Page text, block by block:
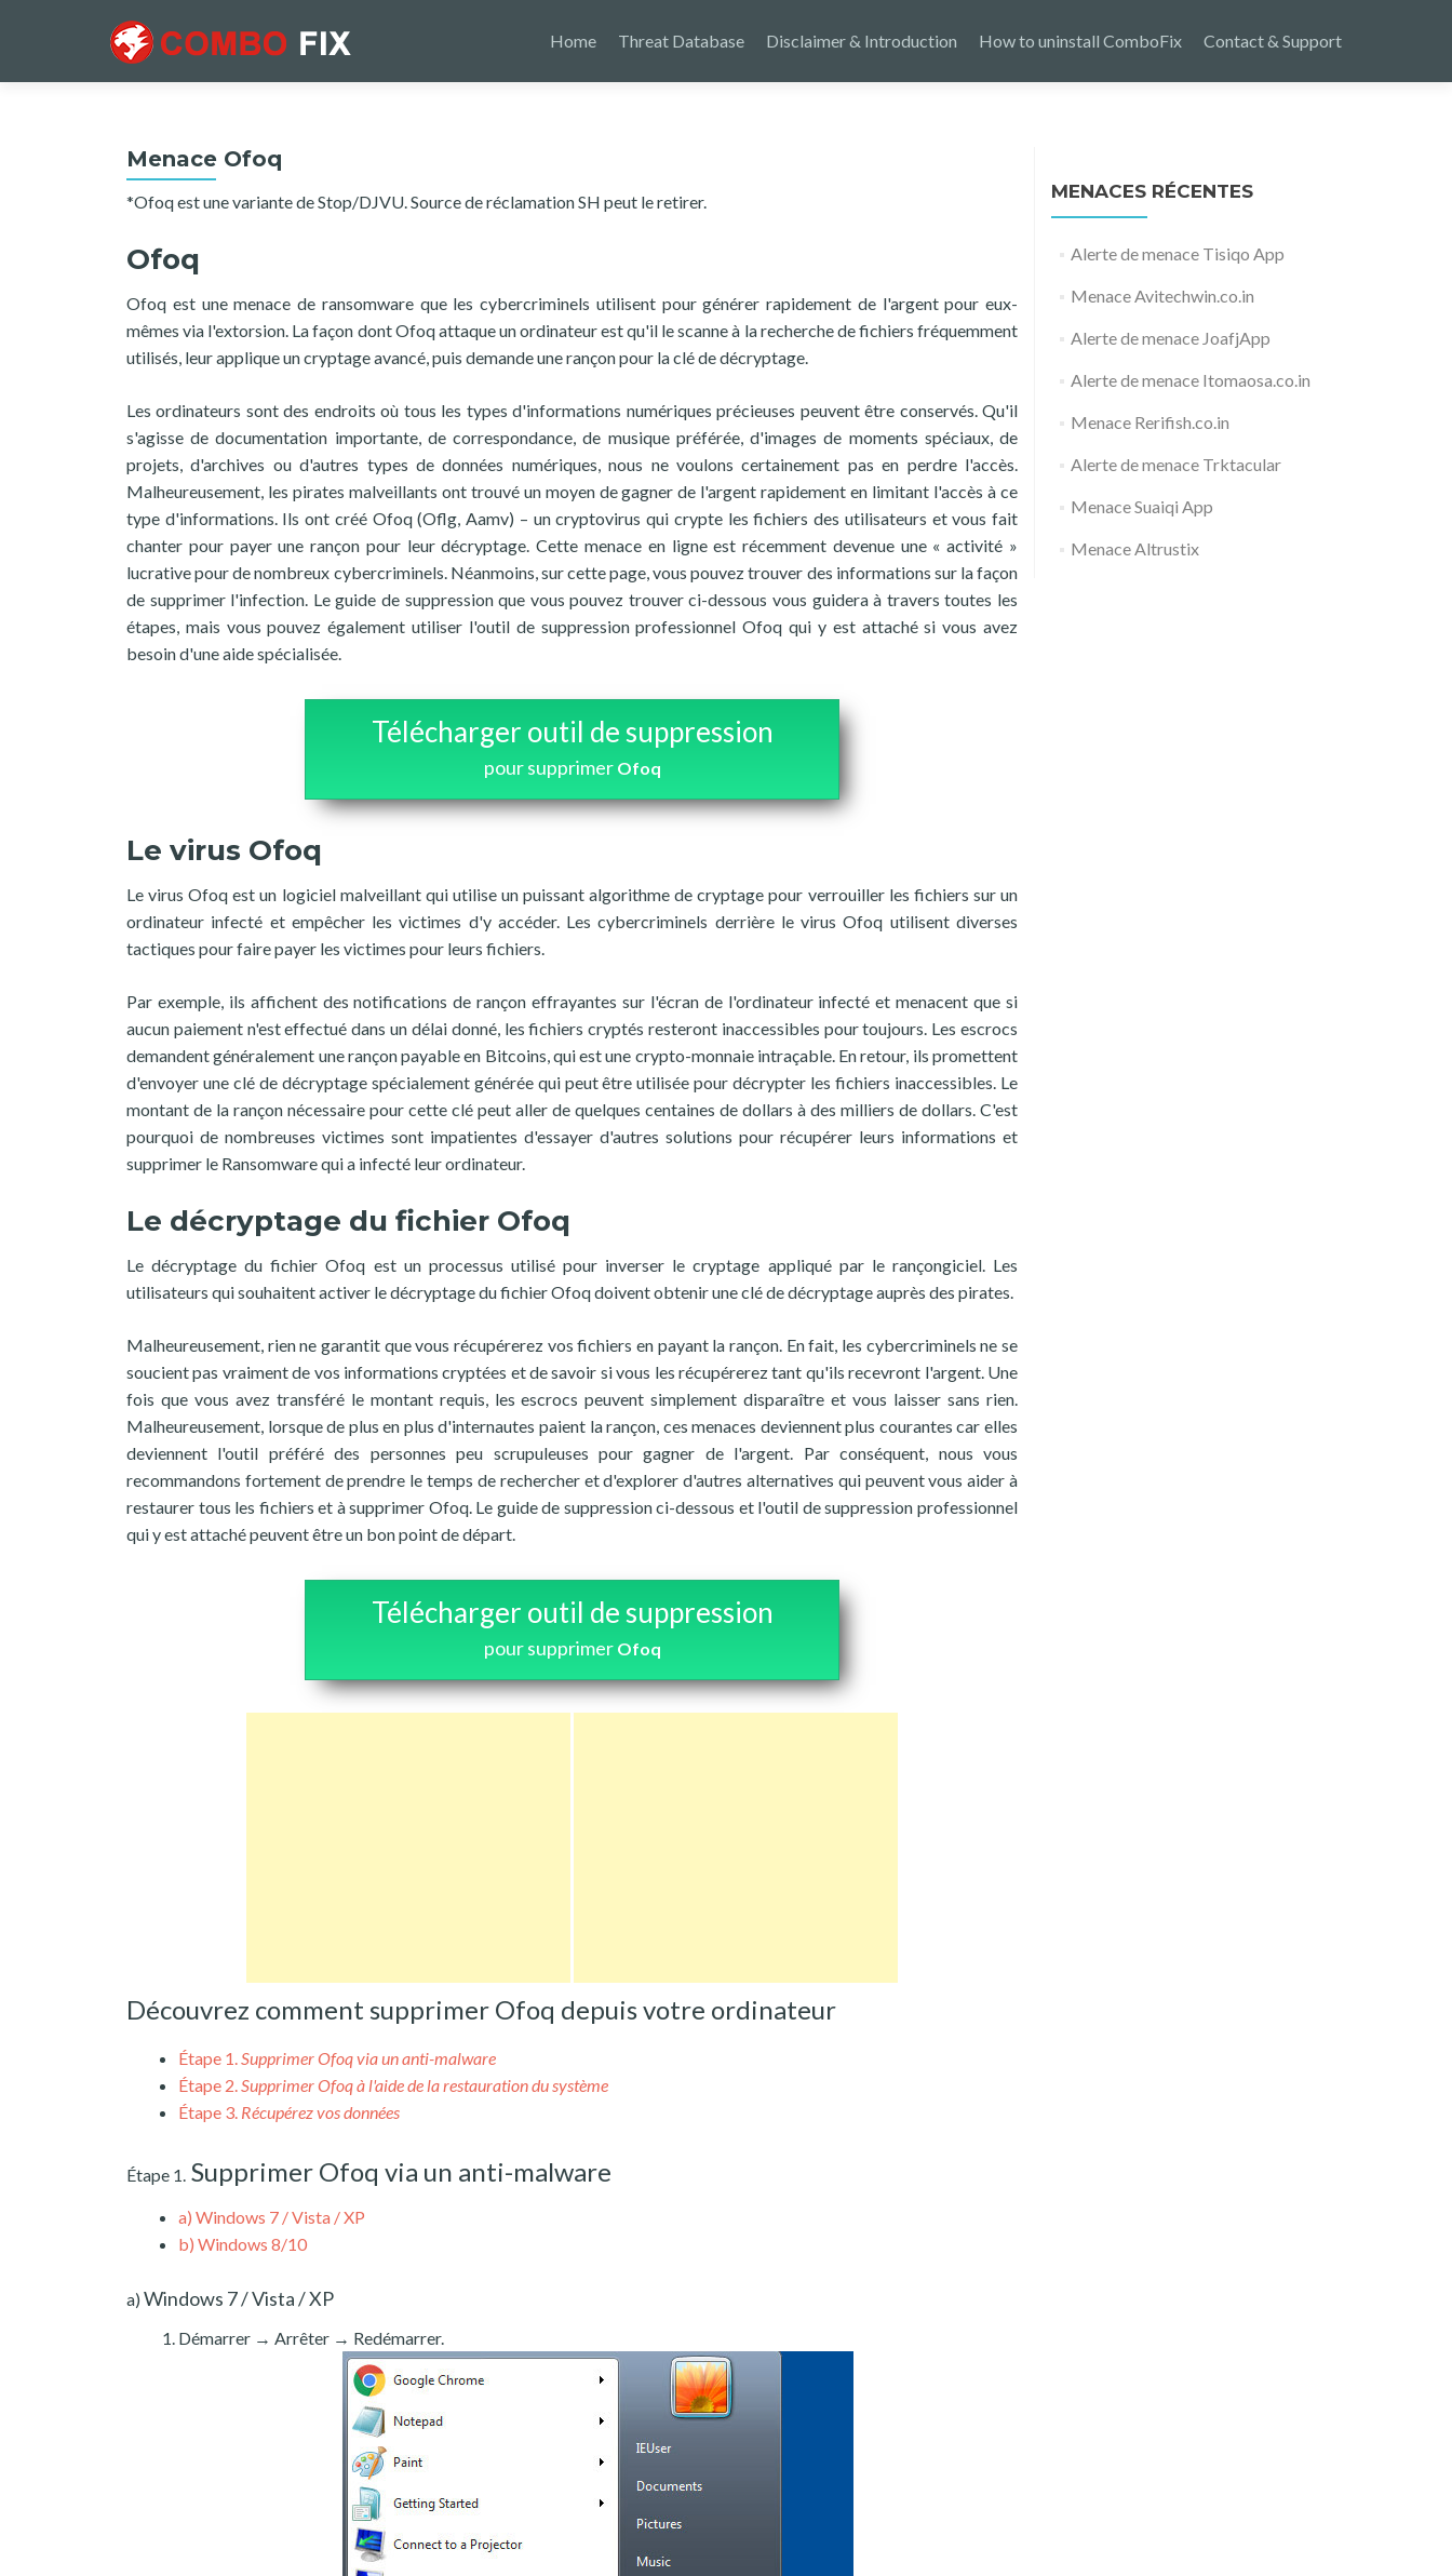
Home Threat Database Disclaimer & Introduction How to uninstall ComboFix Contact & Support
Menace Ofoq
*Ofoq est une variante de Stop/DJVU. Source de réclamation SH peut le retirer.
Ofoq
Ofoq est une menace de ransomware que les cybercriminels utilisent pour générer rapidement de l'argent pour eux-
mêmes via l'extorsion. La façon dont Ofoq attaque un ordinateur est qu'il le scanne à la recherche de fichiers fréquemment
utilisés, leur applique un cryptage avancé, puis demande une rançon pour la clé de décryptage.
Les ordinateurs sont des endroits où tous les types d'informations numériques précieuses peuvent être conservés. Qu'il
s'agisse de documentation importante, de correspondance, de musique préférée, d'images de moments spéciaux, de
projets, d'archives ou d'autres types de données numériques, nous ne voulons certainement pas en perdre l'accès.
Malheureusement, les pirates malveillants ont trouvé un moyen de gagner de l'argent rapidement en limitant l'accès à ce
type d'informations. Ils ont créé Ofoq (Oflg, Aamv) – un cryptovirus qui crypte les fichiers des utilisateurs et vous fait
chanter pour payer une rançon pour leur décryptage. Cette menace en ligne est récemment devenue une « activité »
lucrative pour de nombreux cybercriminels. Néanmoins, sur cette page, vous pouvez trouver des informations sur la façon
de supprimer l'infection. Le guide de suppression que vous pouvez trouver ci-dessous vous guidera à travers toutes les
étapes, mais vous pouvez également utiliser l'outil de suppression professionnel Ofoq qui y est attaché si vous avez
besoin d'une aide spécialisée.
Télécharger outil de suppression
pour supprimer Ofoq
Le virus Ofoq
Le virus Ofoq est un logiciel malveillant qui utilise un puissant algorithme de cryptage pour verrouiller les fichiers sur un
ordinateur infecté et empêcher les victimes d'y accéder. Les cybercriminels derrière le virus Ofoq utilisent diverses
tactiques pour faire payer les victimes pour leurs fichiers.
Par exemple, ils affichent des notifications de rançon effrayantes sur l'écran de l'ordinateur infecté et menacent que si
aucun paiement n'est effectué dans un délai donné, les fichiers cryptés resteront inaccessibles pour toujours. Les escrocs
demandent généralement une rançon payable en Bitcoins, qui est une crypto-monnaie intraçable. En retour, ils promettent
d'envoyer une clé de décryptage spécialement générée qui peut être utilisée pour décrypter les fichiers inaccessibles. Le
montant de la rançon nécessaire pour cette clé peut aller de quelques centaines de dollars à des milliers de dollars. C'est
pourquoi de nombreuses victimes sont impatientes d'essayer d'autres solutions pour récupérer leurs informations et
supprimer le Ransomware qui a infecté leur ordinateur.
Le décryptage du fichier Ofoq
Le décryptage du fichier Ofoq est un processus utilisé pour inverser le cryptage appliqué par le rançongiciel. Les
utilisateurs qui souhaitent activer le décryptage du fichier Ofoq doivent obtenir une clé de décryptage auprès des pirates.
Malheureusement, rien ne garantit que vous récupérerez vos fichiers en payant la rançon. En fait, les cybercriminels ne se
soucient pas vraiment de vos informations cryptées et de savoir si vous les récupérerez tant qu'ils recevront l'argent. Une
fois que vous avez transféré le montant requis, les escrocs peuvent simplement disparaître et vous laisser sans rien.
Malheureusement, lorsque de plus en plus d'internautes paient la rançon, ces menaces deviennent plus courantes car elles
deviennent l'outil préféré des personnes peu scrupuleuses pour gagner de l'argent. Par conséquent, nous vous
recommandons fortement de prendre le temps de rechercher et d'explorer d'autres alternatives qui peuvent vous aider à
restaurer tous les fichiers et à supprimer Ofoq. Le guide de suppression ci-dessous et l'outil de suppression professionnel
qui y est attaché peuvent être un bon point de départ.
Télécharger outil de suppression
pour supprimer Ofoq
Découvrez comment supprimer Ofoq depuis votre ordinateur
Étape 1.Supprimer Ofoq via un anti-malware
Étape 2.Supprimer Ofoq à l'aide de la restauration du système
Étape 3. Récupérez vos données
Étape 1. Supprimer Ofoq via un anti-malware
a) Windows 7 / Vista / XP
b) Windows 8/10
a) Windows 7 / Vista / XP
Démarrer → Arrêter → Redémarrer.
MENACES RÉCENTES
Alerte de menace Tisiqo App
Menace Avitechwin.co.in
Alerte de menace JoafjApp
Alerte de menace Itomaosa.co.in
Menace Rerifish.co.in
Alerte de menace Trktacular
Menace Suaiqi App
Menace Altrustix